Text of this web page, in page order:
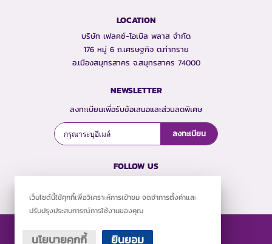
LOCATION
บริษัท เฟลคซ์-ไอเบิล พลาส จำกัด
176 หมู่ 6 ถ.เศรษฐกิจ ต.ท่าทราย
อ.เมืองสมุทรสาคร จ.สมุทรสาคร 74000
NEWSLETTER
ลงทะเบียนเพื่อรับข้อเสนอและส่วนลดพิเศษ
ลงทะเบียน
FOLLOW US
เว็บไซต์นี้ใช้คุกกี้เพื่อวิเคราะห์การเข้าชม จดจำการตั้งค่าและ
ปรับปรุงประสบการณ์การใช้งานของคุณ
นโยบายคุกกี้ ยินยอม